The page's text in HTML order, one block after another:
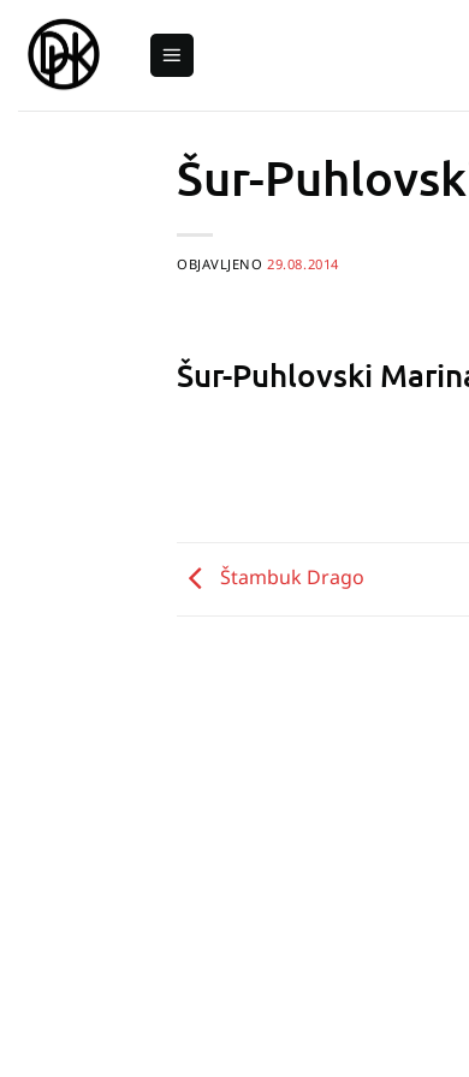
content
Šur-
OBJAVLJENO29.08.2014
Šur-Puhlovski
Štambuk Drago